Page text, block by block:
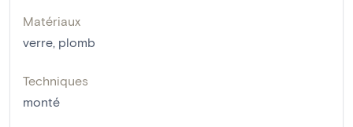
Matériaux
verre plomb
Techniques
monté